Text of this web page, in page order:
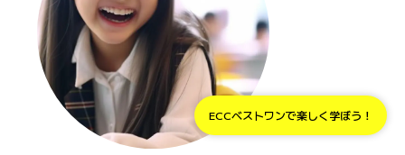
ECCベストワンで楽しく学ぼう！